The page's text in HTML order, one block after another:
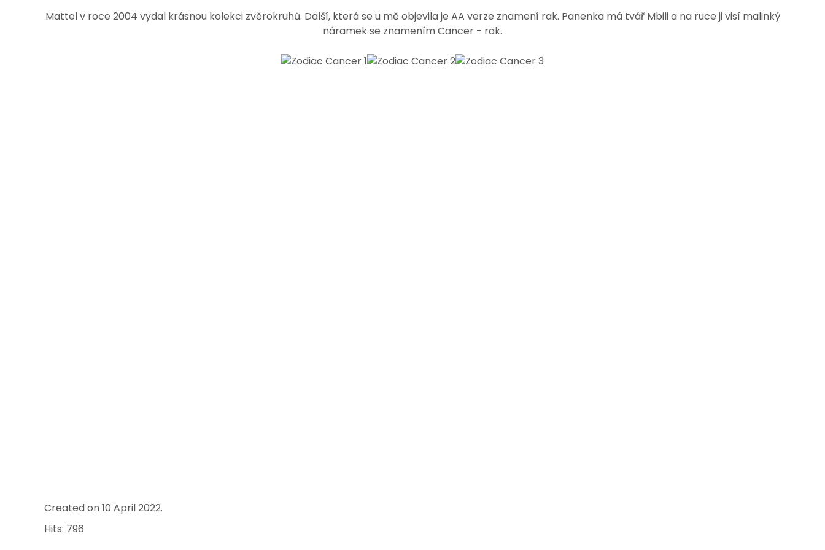
Mattel v roce 2004 vydal krásnou kolekci zvěrokruhů. Další, která se u mě objevila je AA verze znamení rak. Panenka má tvář Mbili a na ruce ji visí malinký
náramek se znamením Cancer - rak.
Created on10 April 2022.
Hits: 796